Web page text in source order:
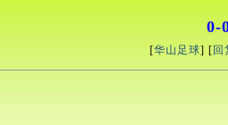
0-
[华山足球] [ 回